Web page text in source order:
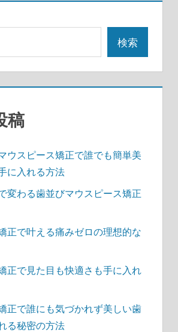
検索
稿
ウスピース矯正で誰でも簡単美
に入れる方法
変わる歯並びマウスピース矯正
正で叶える痛みゼロの理想的な
正で見た目も快適さも手に入れ
正で誰にも気づかれず美しい歯
る秘密の方法